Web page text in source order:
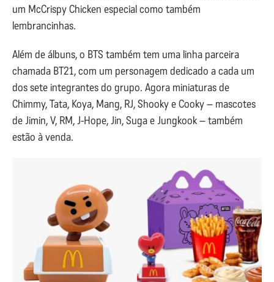
um McCrispy Chicken especial como também
lembrancinhas.
Além de álbuns, o BTS também tem uma linha parceira
chamada BT21, com um personagem dedicado a cada um
dos sete integrantes do grupo. Agora miniaturas de
Chimmy, Tata, Koya, Mang, RJ, Shooky e Cooky – mascotes
de Jimin, V, RM, J-Hope, Jin, Suga e Jungkook – também
estão à venda.